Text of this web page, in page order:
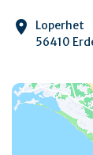
Loperhet
56410